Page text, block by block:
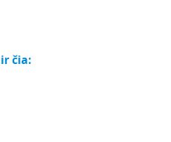
čia: